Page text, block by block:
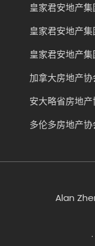
皇家君安地产
皇家君安地产
皇家君安地产
加拿大房地产
安大略省房地
多伦多房地产协
Alan